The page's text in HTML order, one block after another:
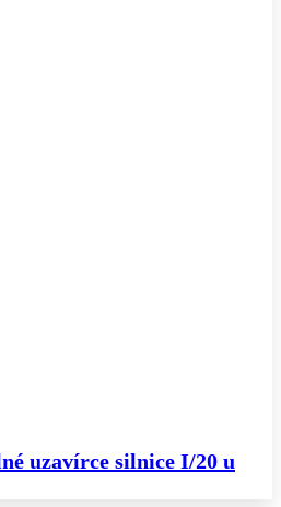
uzavírce silnice I/20 u